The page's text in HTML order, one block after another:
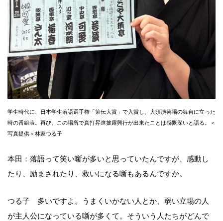
学生時代に、日本学生落語選手権「策伝大賞」で入賞し、大須演芸場の舞台に立った
時の番組表。再び、この場所で真打昇進披露興行が出来たことは感慨深いと語る。＜
写真提供＞林家つる子
本田：落語って笑い噺が多いと思っていたんですが、感動し
たり、励まされたり、救いになる噺もあるんですか。
つる子 多いですよ。うまくいかない人とか、弱い立場の人
が主人公になっている噺が多くて。そういう人たちがどんで